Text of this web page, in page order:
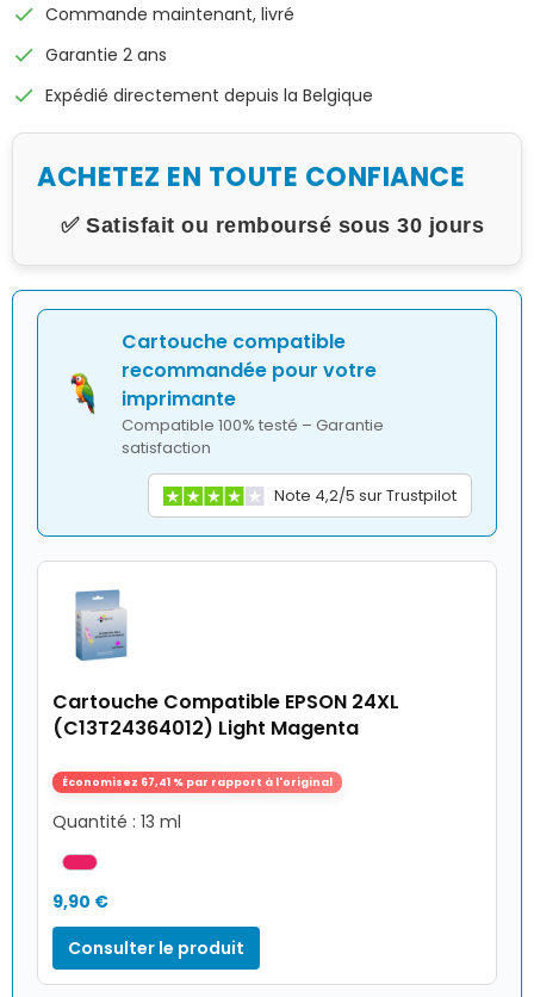
check Commande maintenant, livré
check Garantie 2 ans
check Expédié directement depuis la Belgique
ACHETEZ EN TOUTE CONFIANCE
✅ Satisfait ou remboursé sous 30 jours
Cartouche compatible
recommandée pour votre
imprimante
Compatible 100% testé – Garantie
satisfaction
Note 4,2/5 sur Trustpilot
Cartouche Compatible EPSON 24XL
(C13T24364012) Light Magenta
Économisez 67,41 % par rapport à l'original
Quantité : 13 ml
9,90 €
Consulter le produit